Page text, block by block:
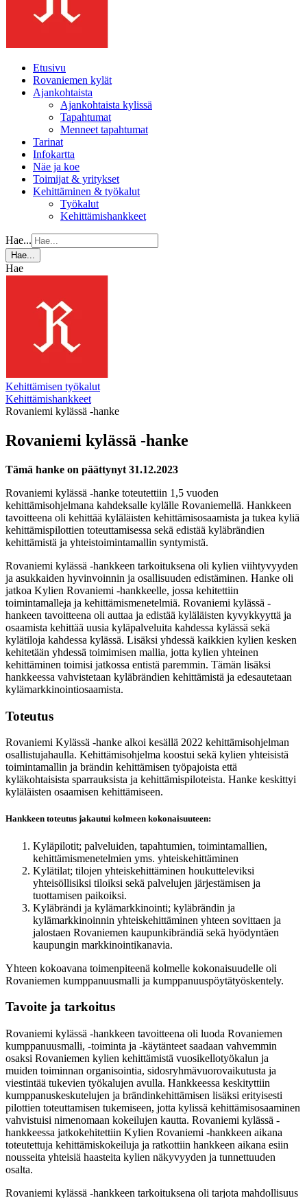
Etusivu
Rovaniemen kylät
Ajankohtaista
Ajankohtaista kylissä
Tapahtumat
Menneet tapahtumat
Tarinat
Infokartta
Näe ja koe
Toimijat & yritykset
Kehittäminen & työkalut
Työkalut
Kehittämishankkeet
Hae...
Hae...
Hae
Kehittämisen työkalut
Kehittämishankkeet
Rovaniemi kylässä -hanke
Rovaniemi kylässä -hanke
Tämä hanke on päättynyt 31.12.2023
Rovaniemi kylässä -hanke toteutettiin 1,5 vuoden
kehittämisohjelmana kahdeksalle kylälle Rovaniemellä. Hankkeen
tavoitteena oli kehittää kyläläisten kehittämisosaamista ja tukea kyliä
kehittämispilottien toteuttamisessa sekä edistää kyläbrändien
kehittämistä ja yhteistoimintamallin syntymistä.
Rovaniemi kylässä -hankkeen tarkoituksena oli kylien viihtyvyyden
ja asukkaiden hyvinvoinnin ja osallisuuden edistäminen. Hanke oli
jatkoa Kylien Rovaniemi -hankkeelle, jossa kehitettiin
toimintamalleja ja kehittämismenetelmiä. Rovaniemi kylässä -
hankeen tavoitteena oli auttaa ja edistää kyläläisten kyvykkyyttä ja
osaamista kehittää uusia kyläpalveluita kahdessa kylässä sekä
kylätiloja kahdessa kylässä. Lisäksi yhdessä kaikkien kylien kesken
kehitetään yhdessä toimimisen mallia, jotta kylien yhteinen
kehittäminen toimisi jatkossa entistä paremmin. Tämän lisäksi
hankkeessa vahvistetaan kyläbrändien kehittämistä ja edesautetaan
kylämarkkinointiosaamista.
Toteutus
Rovaniemi Kylässä -hanke alkoi kesällä 2022 kehittämisohjelman
osallistujahaulla. Kehittämisohjelma koostui sekä kylien yhteisistä
toimintamallin ja brändin kehittämisen työpajoista että
kyläkohtaisista sparrauksista ja kehittämispiloteista. Hanke keskittyi
kyläläisten osaamisen kehittämiseen.
Hankkeen toteutus jakautui kolmeen kokonaisuuteen:
Kyläpilotit; palveluiden, tapahtumien, toimintamallien,
kehittämismenetelmien yms. yhteiskehittäminen
Kylätilat; tilojen yhteiskehittäminen houkutteleviksi
yhteisöllisiksi tiloiksi sekä palvelujen järjestämisen ja
tuottamisen paikoiksi.
Kyläbrändi ja kylämarkkinointi; kyläbrändin ja
kylämarkkinoinnin yhteiskehittäminen yhteen sovittaen ja
jalostaen Rovaniemen kaupunkibrändiä sekä hyödyntäen
kaupungin markkinointikanavia.
Yhteen kokoavana toimenpiteenä kolmelle kokonaisuudelle oli
Rovaniemen kumppanuusmalli ja kumppanuuspöytätyöskentely.
Tavoite ja tarkoitus
Rovaniemi kylässä -hankkeen tavoitteena oli luoda Rovaniemen
kumppanuusmalli, -toiminta ja -käytänteet saadaan vahvemmin
osaksi Rovaniemen kylien kehittämistä vuosikellotyökalun ja
muiden toiminnan organisointia, sidosryhmävuorovaikutusta ja
viestintää tukevien työkalujen avulla. Hankkeessa keskityttiin
kumppanuskeskutelujen ja brändinkehittämisen lisäksi erityisesti
pilottien toteuttamisen tukemiseen, jotta kylissä kehittämisosaaminen
vahvistuisi nimenomaan kokeilujen kautta. Rovaniemi kylässä -
hankkeessa jatkokehitettiin Kylien Rovaniemi -hankkeen aikana
toteutettuja kehittämiskokeiluja ja ratkottiin hankkeen aikana esiin
nousseita yhteisiä haasteita kylien näkyvyyden ja tunnettuuden
osalta.
Rovaniemi kylässä -hankkeen tarkoituksena oli tarjota mahdollisuus